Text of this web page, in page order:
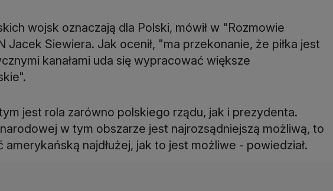
wojsk oznaczają dla Polski, mówił w "Rozmowie
Jacek Siewiera. Jak ocenił, "ma przekonanie, że piłka jest
kanałami uda się wypracować większe
jest rola zarówno polskiego rządu, jak i prezydenta.
w tym obszarze jest najrozsądniejszą możliwą, to
najdłużej, jak to jest możliwe - powiedział.